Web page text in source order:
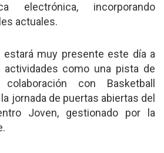
electrónica, incorporando
actuales.
estará muy presente este día a
como una pista de
con Basketball
jornada de puertas abiertas del
Joven, gestionado por la